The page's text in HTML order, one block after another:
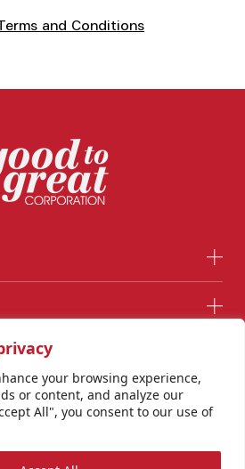
your browsing experience,
or content, and analyze our
All", you consent to our use of
and Conditions